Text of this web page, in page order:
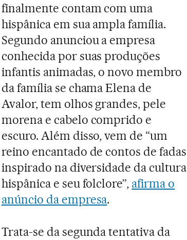
finalmente contam com uma
hispânica em sua ampla família.
Segundo anunciou a empresa
conhecida por suas produções
infantis animadas, o novo membro
da família se chama Elena de
Avalor, tem olhos grandes, pele
morena e cabelo comprido e
escuro. Além disso, vem de “um
reino encantado de contos de fadas
inspirado na diversidade da cultura
hispânica e seu folclore”, afirma o
anúncio da empresa.
Trata-se da segunda tentativa da